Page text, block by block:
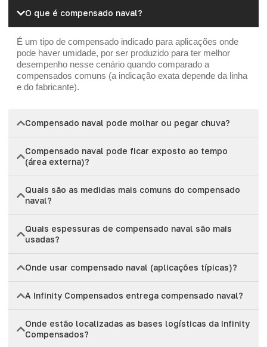
O que é compensado naval?
É um tipo de compensado indicado para aplicações onde
pode haver umidade, por ser produzido para ter melhor
desempenho nesse cenário quando comparado a
compensados comuns (a indicação exata depende da linha
e do fabricante).
Compensado naval pode molhar ou pegar chuva?
Compensado naval pode ficar exposto ao tempo
(área externa)?
Quais são as medidas mais comuns do compensado
naval?
Quais espessuras de compensado naval são mais
usadas?
Onde usar compensado naval (aplicações típicas)?
A Infinity Compensados entrega compensado naval?
Onde estão localizadas as bases logísticas da Infinity
Compensados?